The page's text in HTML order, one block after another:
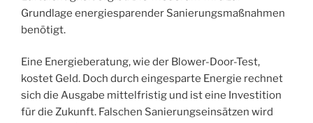
Grundlage energiesparender Sanierungsmaßnahmen
benötigt.
Eine Energieberatung, wie der Blower-Door-Test,
kostet Geld. Doch durch eingesparte Energie rechnet
sich die Ausgabe mittelfristig und ist eine Investition
für die Zukunft. Falschen Sanierungseinsätzen wird